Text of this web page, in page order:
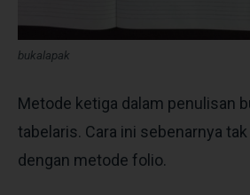
bukalapak
Metode ketiga dalam penulisan
tabelaris. Cara ini sebenarnya
dengan metode folio.